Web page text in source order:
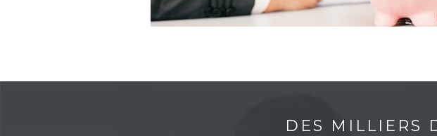
DES MILLIERS